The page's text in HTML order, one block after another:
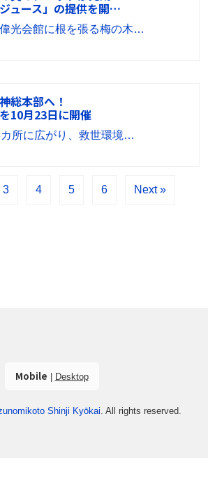
ュース」の提供を開…
光会館に根を張る梅の木…
総本部へ！
10月23日に開催
所に広がり、救世環境…
3 4 5 6 Next »
Mobile Desktop
Shinji Kyōkai. All rights reserved.